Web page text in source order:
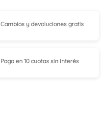
Cambios y devoluciones gratis
Paga en 10 cuotassin interés